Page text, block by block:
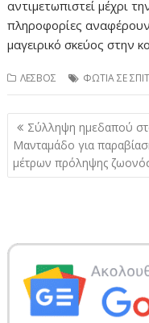
αντιμετωπιστεί μέχρι
πληροφορίες
μαγειρικό σκεύος στην
ΛΕΣΒΟΣ ΦΩΤΙΑ ΣΕ
Πλοήγηση
άρθρων
Σύλληψη ημεδαπού
Μανταμάδο για
μέτρων πρόληψης